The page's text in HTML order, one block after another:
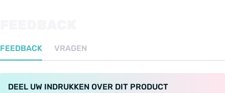
FEEDBACK VRAGEN
DEEL UW INDRUKKEN OVER DIT PRODUCT